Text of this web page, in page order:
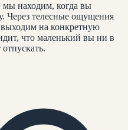
находим, когда вы
Через телесные ощущения
на конкретную
что маленький вы ни в